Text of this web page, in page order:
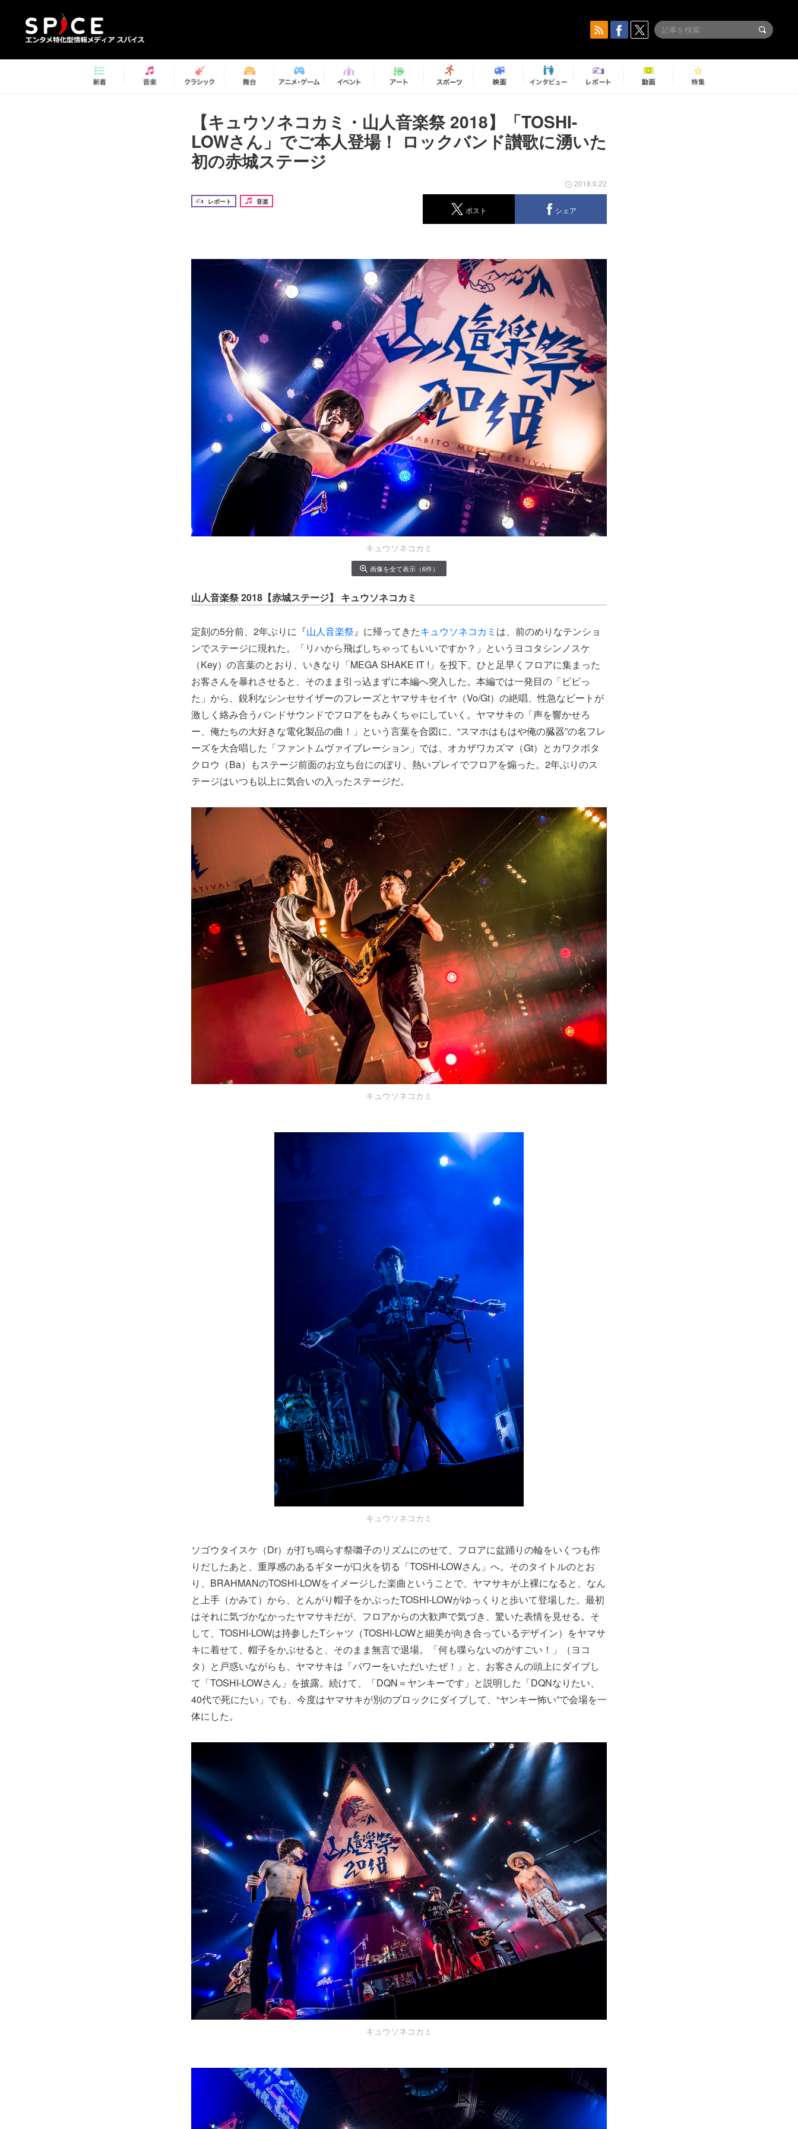
【キュウソネコカミ・山人音楽祭 2018】「TOSHI-
LOWさん」でご本人登場！ ロックバンド讃歌に湧いた
初の赤城ステージ
レポート 音楽
2018.9.22
ポスト シェア
キュウソネコカミ
画像を全て表示（6件）
山人音楽祭 2018【赤城ステージ】 キュウソネコカミ
定刻の5分前、2年ぶりに『山人音楽祭』に帰ってきたキュウソネコカミ は、前のめりなテンショ
ンでステージに現れた。「リハから飛ばしちゃってもいいですか？」というヨコタシンノスケ
（Key）の言葉のとおり、いきなり「MEGA SHAKE IT !」を投下。ひと足早くフロアに集まった
お客さんを暴れさせると、そのまま引っ込まずに本編へ突入した。本編では一発目の「ビビっ
た」から、鋭利なシンセサイザーのフレーズとヤマサキセイヤ（Vo/Gt）の絶唱、性急なビートが
激しく絡み合うバンドサウンドでフロアをもみくちゃにしていく。ヤマサキの「声を響かせろ
ー、俺たちの大好きな電化製品の曲！」という言葉を合図に、“スマホはもはや俺の臓器”の名フレ
ーズを大合唱した「ファントムヴァイブレーション」では、オカザワカズマ（Gt）とカワクボタ
クロウ（Ba）もステージ前面のお立ち台にのぼり、熱いプレイでフロアを煽った。2年ぶりのス
テージはいつも以上に気合いの入ったステージだ。
キュウソネコカミ
キュウソネコカミ
ソゴウタイスケ（Dr）が打ち鳴らす祭囃子のリズムにのせて、フロアに盆踊りの輪をいくつも作
りだしたあと、重厚感のあるギターが口火を切る「TOSHI-LOWさん」へ。そのタイトルのとお
り、BRAHMANのTOSHI-LOWをイメージした楽曲ということで、ヤマサキが上裸になると、なん
と上手（かみて）から、とんがり帽子をかぶったTOSHI-LOWがゆっくりと歩いて登場した。最初
はそれに気づかなかったヤマサキだが、フロアからの大歓声で気づき、驚いた表情を見せる。そ
して、TOSHI-LOWは持参したTシャツ（TOSHI-LOWと細美が向き合っているデザイン）をヤマサ
キに着せて、帽子をかぶせると、そのまま無言で退場。「何も喋らないのがすごい！」（ヨコ
タ）と戸惑いながらも、ヤマサキは「パワーをいただいたぜ！」と、お客さんの頭上にダイブし
て「TOSHI-LOWさん」を披露。続けて、「DQN＝ヤンキーです」と説明した「DQNなりたい、
40代で死にたい」でも、今度はヤマサキが別のブロックにダイブして、“ヤンキー怖い”で会場を一
体にした。
キュウソネコカミ